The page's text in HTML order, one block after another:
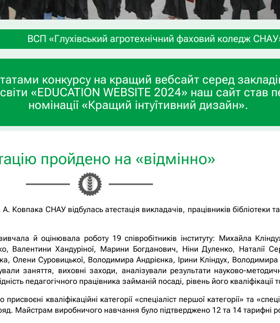
фаховий коледж СНАУ» запрошує учнів 9-х та
конкурсу на кращий вебсайт серед
«EDUCATION WEBSITE 2024» наш сайт став
номінації «Кращий інтуїтивний дизайн».
пройдено на «відмінно»
А. Ковпака СНАУ відбулась атестація викладачів, працівників бібліотеки
й оцінювала роботу 19 співробітників інституту: Михайла
Валентини Хандуріної, Марини Богданович, Ніни Дуленко, Наталії
Олени Суровицької, Володимира Андрієнка, Ірини Кліндух,
заняття, виховні заходи, аналізували результати науково-
педагогічного працівника займаній посаді, рівень його кваліфікації
кваліфікаційні категорії «спеціаліст першої категорії» та
Майстрам виробничого навчання було підтверджено 12 та 14 тарифні